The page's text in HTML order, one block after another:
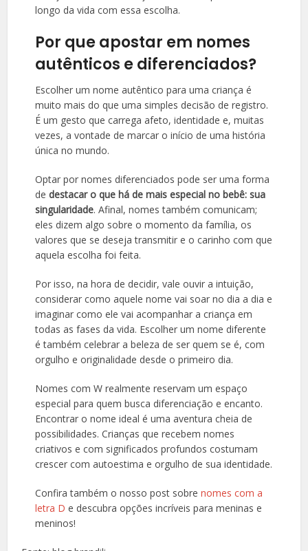
longo da vida com essa escolha.
Por que apostar em nomes
autênticos e diferenciados?
Escolher um nome autêntico para uma criança é
muito mais do que uma simples decisão de registro.
É um gesto que carrega afeto, identidade e, muitas
vezes, a vontade de marcar o início de uma história
única no mundo.
Optar por nomes diferenciados pode ser uma forma
dedestacar o que há de mais especial no bebê: sua
singularidade. Afinal, nomes também comunicam;
eles dizem algo sobre o momento da família, os
valores que se deseja transmitir e o carinho com que
aquela escolha foi feita.
Por isso, na hora de decidir, vale ouvir a intuição,
considerar como aquele nome vai soar no dia a dia e
imaginar como ele vai acompanhar a criança em
todas as fases da vida. Escolher um nome diferente
é também celebrar a beleza de ser quem se é, com
orgulho e originalidade desde o primeiro dia.
Nomes com W realmente reservam um espaço
especial para quem busca diferenciação e encanto.
Encontrar o nome ideal é uma aventura cheia de
possibilidades. Crianças que recebem nomes
criativos e com significados profundos costumam
crescer com autoestima e orgulho de sua identidade.
Confira também o nosso post sobrenomes com a
letra D e descubra opções incríveis para meninas e
meninos!